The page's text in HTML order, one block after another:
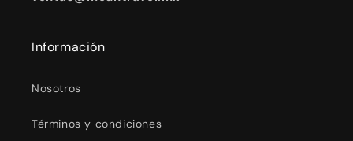
Información
Nosotros
Términos y condiciones